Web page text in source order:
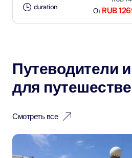
duration
ОтRUB
Путеводители
для
Смотреть все